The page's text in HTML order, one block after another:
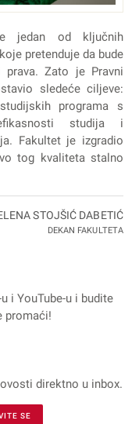
jedan od ključnih
pretenduje da bude
prava. Zato je Pravni
sledeće ciljeve:
programa s
studija i
Fakultet je izgradio
tog kvaliteta stalno
STOJŠIĆ DABETIĆ
DEKAN FAKULTETA
i YouTube-u i budite
promaći!
direktno u inbox.